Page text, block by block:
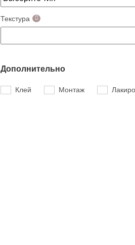
Текстура
Дополнительно
Клей Монтаж